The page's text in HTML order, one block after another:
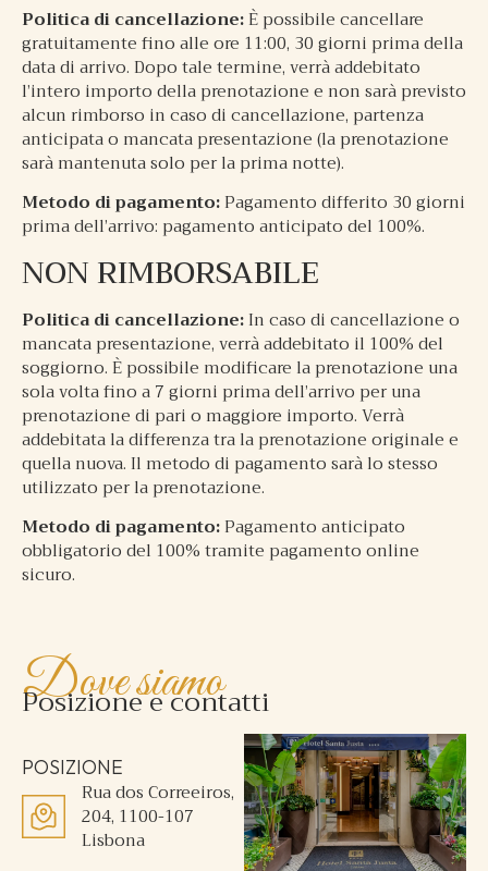
Politica di cancellazione:È possibile cancellare
gratuitamente fino alle ore 11:00, 30 giorni prima della
data di arrivo. Dopo tale termine, verrà addebitato
l’intero importo della prenotazione e non sarà previsto
alcun rimborso in caso di cancellazione, partenza
anticipata o mancata presentazione (la prenotazione
sarà mantenuta solo per la prima notte).
Metodo di pagamento:Pagamento differito 30 giorni
prima dell’arrivo: pagamento anticipato del 100%.
NON RIMBORSABILE
Politica di cancellazione:In caso di cancellazione o
mancata presentazione, verrà addebitato il 100% del
soggiorno. È possibile modificare la prenotazione una
sola volta fino a 7 giorni prima dell’arrivo per una
prenotazione di pari o maggiore importo. Verrà
addebitata la differenza tra la prenotazione originale e
quella nuova. Il metodo di pagamento sarà lo stesso
utilizzato per la prenotazione.
Metodo di pagamento:Pagamento anticipato
obbligatorio del 100% tramite pagamento online
sicuro.
Dove siamo
Posizione e contatti
POSIZIONE
Rua dos Correeiros,
204, 1100-107
Lisbona